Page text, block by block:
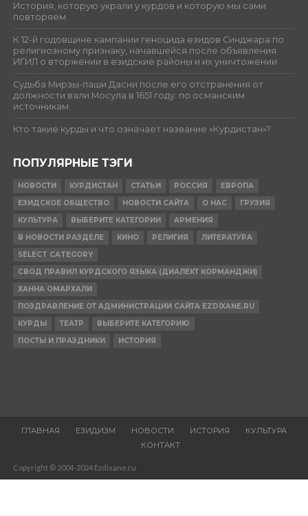
История, которую украли у курдов и которую мы сами
повторяем
К 12-й годовщине кампании геноцида езидов Синджара по
религиозному признаку, начавшейся после объявления
ИГИЛ о вторжении в езидские районы и их уничтожении
Судьба Мирзы-паши Дасни после его отстранения от
должности вали Мосула в 1651 году: по османским
источникам
Кто такие курды и что означает название «Курдистан»?
ПОПУЛЯРНЫЕ ТЭГИ
НОВОСТИ КУРДИСТАН СТАТЬИ РОССИЯ
ЕВРОПА
ЕЗИДСКОЕ ОБЩЕСТВО
НОВОСТИ САЙТА О НАС
ГРУЗИЯ
КУЛЬТУРА
ВЫБЕРИТЕ КАТЕГОРИИ
АРМЕНИЯ
В НОВОСТИ РАЗДЕЛЕ
КИНО РЕЛИГИЯ
ЛИТЕРАТУРА
SELECT CATEGORY
СВОД ПРАВИЛ КУРДСКОГО ЯЗЫКА (ДИАЛЕКТ КОРМАНДЖИ)
ХАННА ОМАРХАЛИ
ПОЗДРАВЛЕНИЕ ОТ АДМИНИСТРАЦИИ САЙТА EZDIXANE.RU
КУРДЫ
ТЕАТР
ВЫБЕРИТЕ КАТЕГОРИЮ
ПОСТЫ И ПРАЗДНИКИ
ИСТОРИЯ
ГЛАВНАЯ ЕЗИДИЗМ НОВОСТИ ИСТОРИЯ
КУЛЬТУРА
КОНТАКТ
Copyright © 2004-2024 Ezdixane.ru